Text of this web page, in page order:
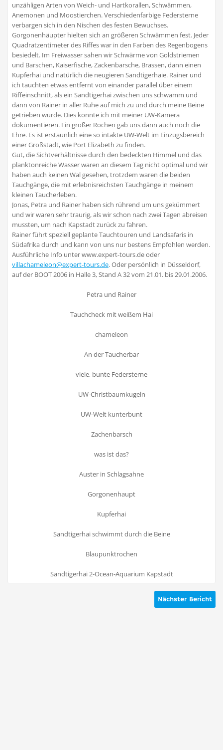
unzähligen Arten von Weich- und Hartkorallen, Schwämmen,
Anemonen und Moostierchen. Verschiedenfarbige Federsterne
verbargen sich in den Nischen des festen Bewuchses.
Gorgonenhäupter hielten sich an größeren Schwämmen fest. Jeder
Quadratzentimeter des Riffes war in den Farben des Regenbogens
besiedelt. Im Freiwasser sahen wir Schwärme von Goldstriemen
und Barschen, Kaiserfische, Zackenbarsche, Brassen, dann einen
Kupferhai und natürlich die neugieren Sandtigerhaie. Rainer und
ich tauchten etwas entfernt von einander parallel über einem
Riffeinschnitt, als ein Sandtigerhai zwischen uns schwamm und
dann von Rainer in aller Ruhe auf mich zu und durch meine Beine
getrieben wurde. Dies konnte ich mit meiner UW-Kamera
dokumentieren. Ein großer Rochen gab uns dann auch noch die
Ehre. Es ist erstaunlich eine so intakte UW-Welt im Einzugsbereich
einer Großstadt, wie Port Elizabeth zu finden.
Gut, die Sichtverhältnisse durch den bedeckten Himmel und das
planktonreiche Wasser waren an diesem Tag nicht optimal und wir
haben auch keinen Wal gesehen, trotzdem waren die beiden
Tauchgänge, die mit erlebnisreichsten Tauchgänge in meinem
kleinen Taucherleben.
Jonas, Petra und Rainer haben sich rührend um uns gekümmert
und wir waren sehr traurig, als wir schon nach zwei Tagen abreisen
mussten, um nach Kapstadt zurück zu fahren.
Rainer führt speziell geplante Tauchtouren und Landsafaris in
Südafrika durch und kann von uns nur bestens Empfohlen werden.
Ausführliche Info unter www.expert-tours.de oder
villachameleon@expert-tours.de. Oder persönlich in Düsseldorf,
auf der BOOT 2006 in Halle 3, Stand A 32 vom 21.01. bis 29.01.2006.
Petra und Rainer
Tauchcheck mit weißem Hai
chameleon
An der Taucherbar
viele, bunte Federsterne
UW-Christbaumkugeln
UW-Welt kunterbunt
Zachenbarsch
was ist das?
Auster in Schlagsahne
Gorgonenhaupt
Kupferhai
Sandtigerhai schwimmt durch die Beine
Blaupunktrochen
Sandtigerhai 2-Ocean-Aquarium Kapstadt
Nächster Bericht